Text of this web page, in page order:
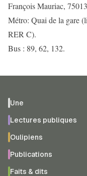
François Mauriac,
Métro: Quai de la gare
RER C).
Bus : 89, 62, 132.
Une
Lectures publiques
Oulipiens
Publications
Faits & dits